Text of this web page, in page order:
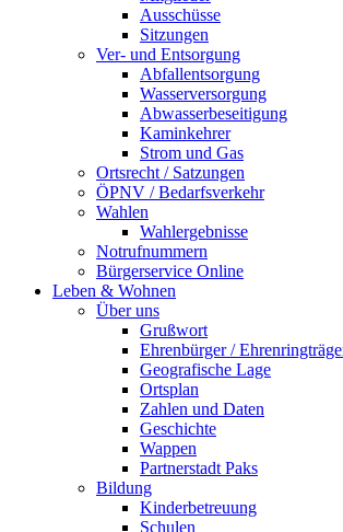
Ausschüsse
Sitzungen
Ver- und Entsorgung
Abfallentsorgung
Wasserversorgung
Abwasserbeseitigung
Kaminkehrer
Strom und Gas
Ortsrecht / Satzungen
ÖPNV / Bedarfsverkehr
Wahlen
Wahlergebnisse
Notrufnummern
Bürgerservice Online
Leben & Wohnen
Über uns
Grußwort
Ehrenbürger /
Geografische Lage
Ortsplan
Zahlen und Daten
Geschichte
Wappen
Partnerstadt Paks
Bildung
Kinderbetreuung
Schulen